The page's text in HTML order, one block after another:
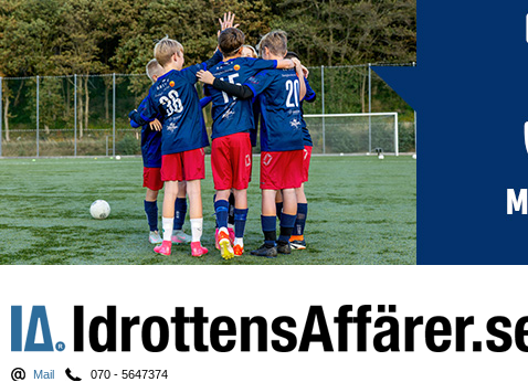
Mail 070 - 5647374